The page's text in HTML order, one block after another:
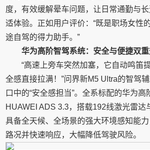
度，有效缓解晕车问题，让日常通勤与
适体验。正如用户评价：“既是职场女性
途自驾的得力助手。”
华为高阶智驾系统：安全与便捷双
“高速上旁车突然加塞，它自动鸣笛
全感直接拉满！”问界新M5 Ultra的智驾
口中的“安全感担当”。全系标配的华为高
HUAWEI ADS 3.3，搭载192线激光雷达
具备全天候、全场景的强大环境感知能
路况并快速响应，大幅降低驾驶风险。